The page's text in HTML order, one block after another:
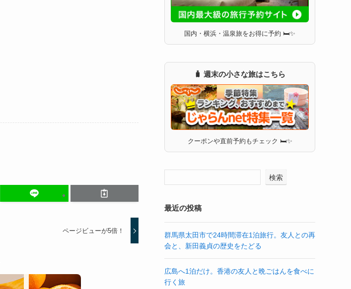
ページビューが5倍！
国内・横浜・温泉旅をお得に予約 🛏✨
🧳 週末の小さな旅はこちら
クーポンや直前予約もチェック 🛏✨
検索
最近の投稿
群馬県太田市で24時間滞在1泊旅行。友人との再
会と、新田義貞の歴史をたどる
広島へ1泊だけ。香港の友人と晩ごはんを食べに
行く旅